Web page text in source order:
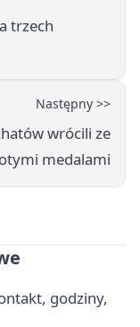
trzech
Następny >>
wrócili ze
medalami
godziny,